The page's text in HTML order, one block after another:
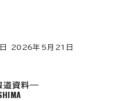
2026年5月 21 日
道資料